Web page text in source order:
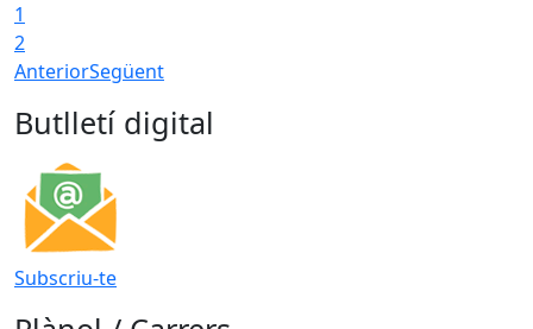
1
2
AnteriorSegüent
Butlletí digital
Subscriu-te